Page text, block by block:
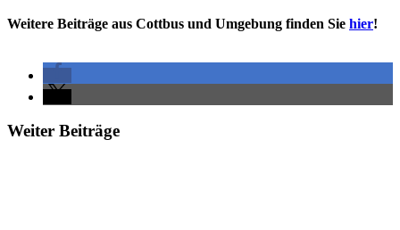
Weitere Beiträge aus Cottbus und Umgebung finden Sie hier!
Weiter Beiträge